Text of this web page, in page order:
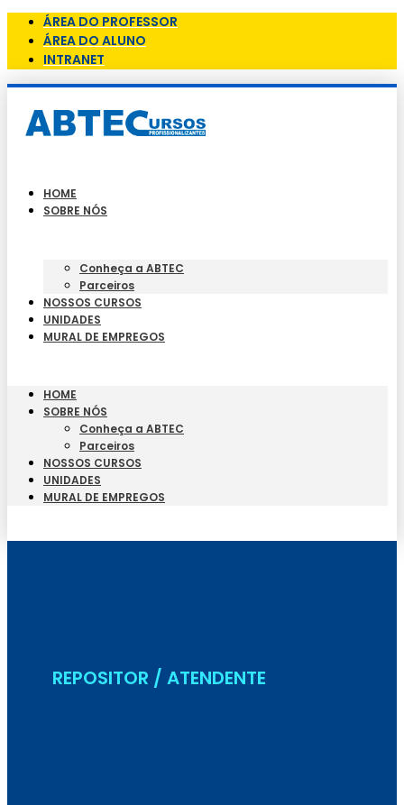
ÁREA DO PROFESSOR
ÁREA DO ALUNO
INTRANET
HOME
SOBRE NÓS
Conheça a ABTEC
Parceiros
NOSSOS CURSOS
UNIDADES
MURAL DE EMPREGOS
HOME
SOBRE NÓS
Conheça a ABTEC
Parceiros
NOSSOS CURSOS
UNIDADES
MURAL DE EMPREGOS
REPOSITOR / ATENDENTE